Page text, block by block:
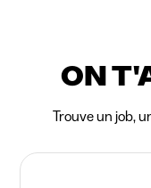
ON
Trouve un job,